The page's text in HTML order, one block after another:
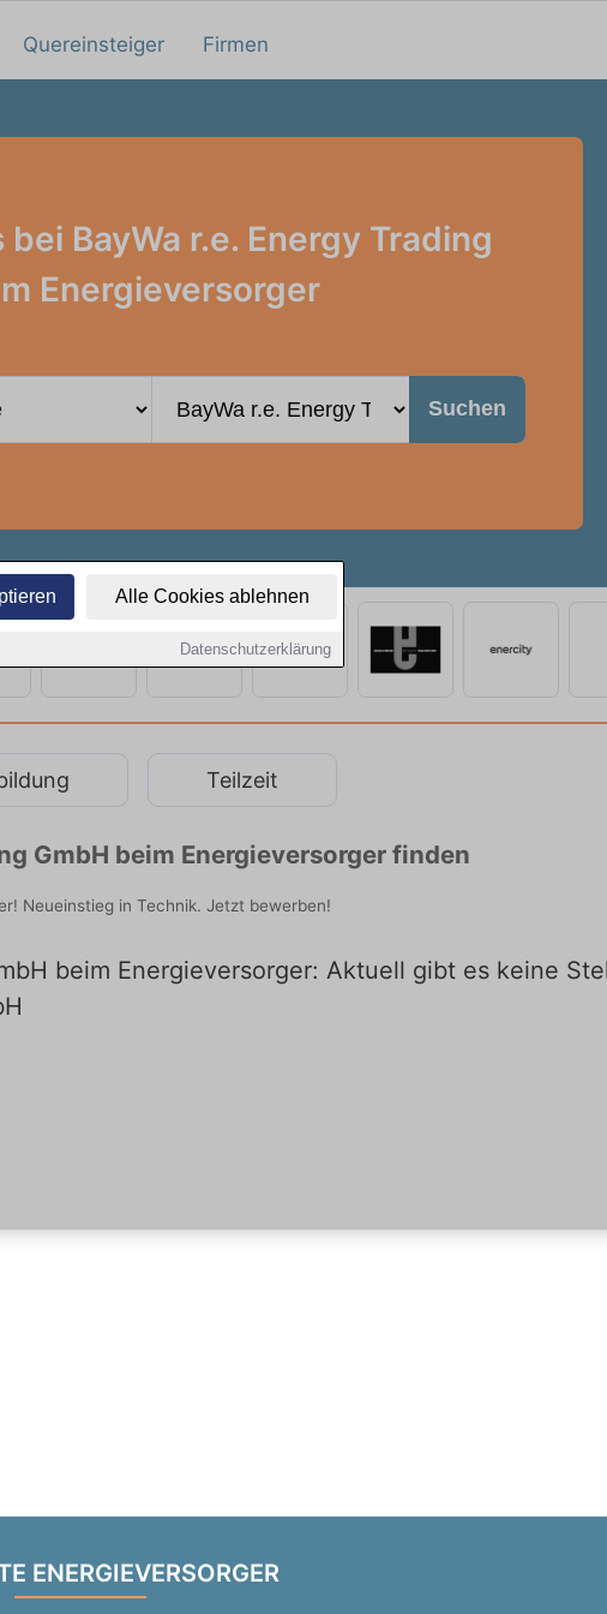
Alle Cookies ablehnen
Datenschutzerklärung
Quereinsteiger Firmen
BayWa r.e. Energy Trading
Energieversorger
Suchen
Teilzeit
GmbH beim Energieversorger finden
Neueinstieg in Technik. Jetzt bewerben!
beim Energieversorger: Aktuell gibt es keine
ENERGIEVERSORGER